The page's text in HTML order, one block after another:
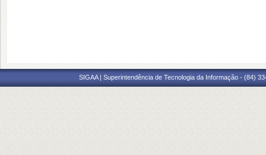
SIGAA | Superintendência de Tecnologia da Informação - (84)